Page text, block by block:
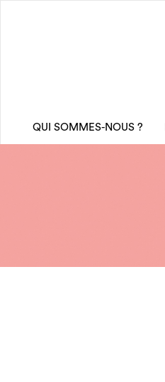
QUI SOMMES-NOUS ?